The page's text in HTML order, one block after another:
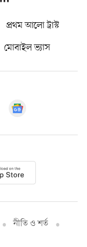
প্রথম আলো ট্রাস্ট
মোবাইল ভ্যাস
নীতি ও শর্ত